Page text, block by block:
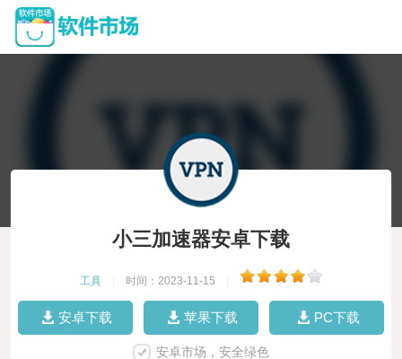
小三加速器安卓下载
工具 时间：2023-11-15
安卓下载 苹果下载 PC下载
安卓市场，安全绿色